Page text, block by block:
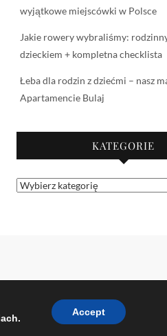
wyjątkowe miejscówki w Polsce
Jakie rowery wybraliśmy:
dzieckiem + kompletna checklista
Łeba dla rodzin z dziećmi – nasz
Apartamencie Bulaj
KATEGORIE
Kategorie
Accept